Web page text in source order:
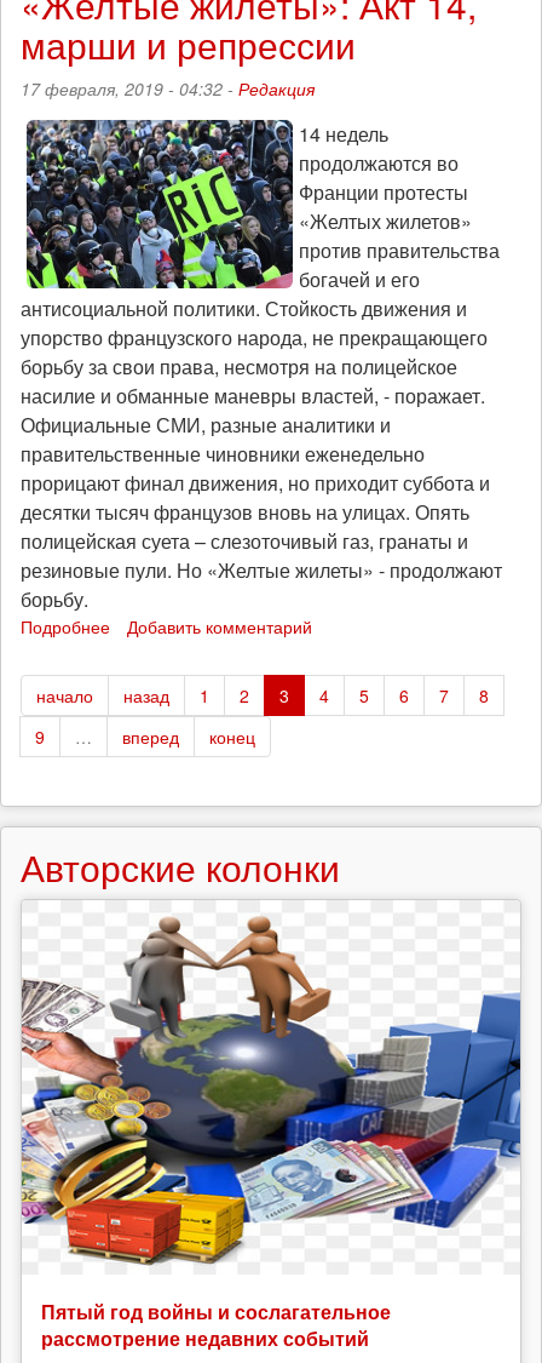
анархично
будущее?
марши и репрессии
17 февраля, 2019 - 04:32 - Редакция
14 недель
продолжаются во
Франции протесты
«Желтых жилетов»
против правительства
богачей и его
антисоциальной политики. Стойкость движения и
упорство французского народа, не прекращающего
борьбу за свои права, несмотря на полицейское
насилие и обманные маневры властей, - поражает.
Официальные СМИ, разные аналитики и
правительственные чиновники еженедельно
прорицают финал движения, но приходит суббота и
десятки тысяч французов вновь на улицах. Опять
полицейская суета – слезоточивый газ, гранаты и
резиновые пули. Но «Желтые жилеты» - продолжают
борьбу.
Подробнее
жилеты»:
Акт
14,
марши
Добавить комментарий
начало назад 1 2 3 4 5 6 7
8
9
… вперед конец
Авторские колонки
Пятый год войны и сослагательное
рассмотрение недавних событий